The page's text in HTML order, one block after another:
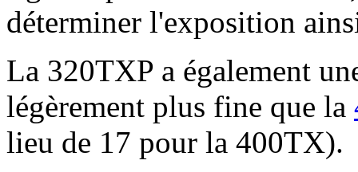
déterminer l'exposition
La 320TXP a également
légèrement plus fine que la
lieu de 17 pour la 400TX).